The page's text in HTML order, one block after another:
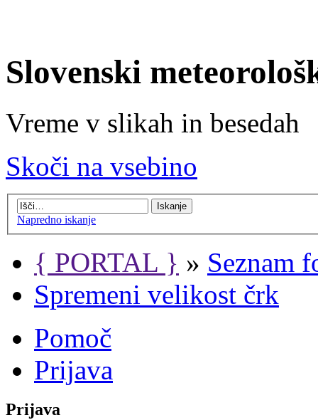
Slovenski
Vreme v slikah in besedah
Skoči na vsebino
Napredno iskanje
{ PORTAL } » Seznam
Spremeni velikost črk
Pomoč
Prijava
Prijava